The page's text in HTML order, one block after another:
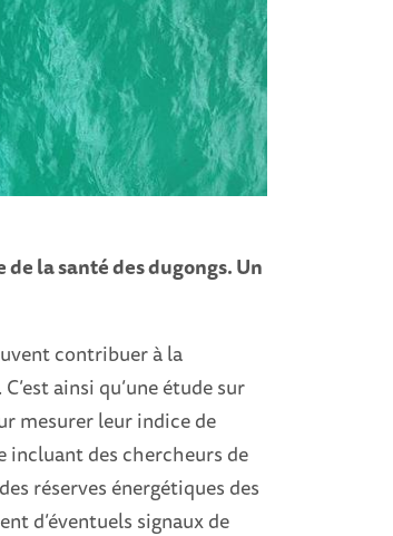
la santé des dugongs. Un
contribuer à la
ainsi qu’une étude sur
mesurer leur indice de
incluant des chercheurs de
réserves énergétiques des
d’éventuels signaux de